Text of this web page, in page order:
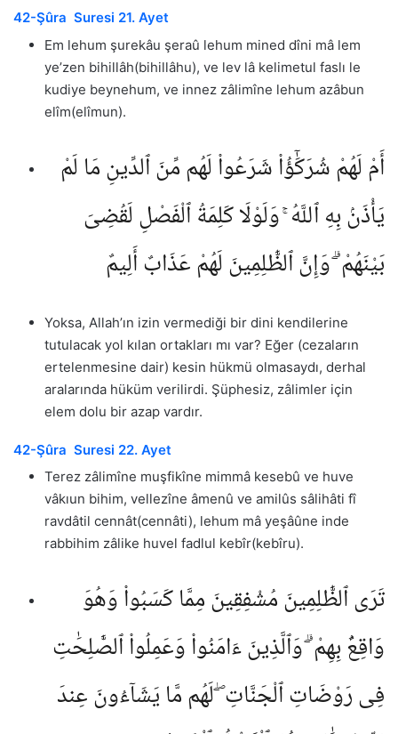
42-Şûra Suresi 21. Ayet
Em lehum şurekâu şeraû lehum mined dîni mâ lem
ye’zen bihillâh(bihillâhu), ve lev lâ kelimetul faslı le
kudiye beynehum, ve innez zâlimîne lehum azâbun
elîm(elîmun).
أَمْ لَهُمْ شُرَكَٰٓؤُا۟ شَرَعُوا۟ لَهُم مِّنَ ٱلدِّينِ مَا لَمْ
يَأْذَنۢ بِهِ ٱللَّهُ ۚ وَلَوْلَا كَلِمَةُ ٱلْفَصْلِ لَقُضِىَ
بَيْنَهُمْ ۗ وَإِنَّ ٱلظَّٰلِمِينَ لَهُمْ عَذَابٌ أَلِيمٌ
Yoksa, Allah’ın izin vermediği bir dini kendilerine
tutulacak yol kılan ortakları mı var? Eğer (cezaların
ertelenmesine dair) kesin hükmü olmasaydı, derhal
aralarında hüküm verilirdi. Şüphesiz, zâlimler için
elem dolu bir azap vardır.
42-Şûra Suresi 22. Ayet
Terez zâlimîne muşfikîne mimmâ kesebû ve huve
vâkıun bihim, vellezîne âmenû ve amilûs sâlihâti fî
ravdâtil cennât(cennâti), lehum mâ yeşâûne inde
rabbihim zâlike huvel fadlul kebîr(kebîru).
تَرَى ٱلظَّٰلِمِينَ مُشْفِقِينَ مِمَّا كَسَبُوا۟ وَهُوَ
وَاقِعٌۢ بِهِمْ ۗ وَٱلَّذِينَ ءَامَنُوا۟ وَعَمِلُوا۟ ٱلصَّٰلِحَٰتِ
فِى رَوْضَاتِ ٱلْجَنَّاتِ ۖ لَهُم مَّا يَشَآءُونَ عِندَ